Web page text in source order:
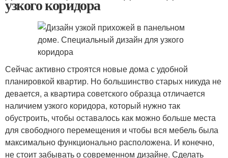
узкого коридора
Сейчас активно строятся новые дома с удобной
планировкой квартир. Но большинство старых никуда не
девается, а квартира советского образца отличается
наличием узкого коридора, который нужно так
обустроить, чтобы оставалось как можно больше места
для свободного перемещения и чтобы вся мебель была
максимально функционально расположена. И конечно,
не стоит забывать о современном дизайне. Сделать